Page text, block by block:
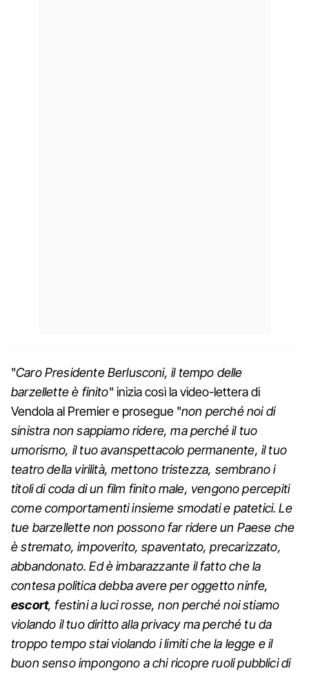
"Caro Presidente Berlusconi, il tempo delle
barzellette è finito" inizia così la video-lettera di
Vendola al Premier e prosegue "non perché noi di
sinistra non sappiamo ridere, ma perché il tuo
umorismo, il tuo avanspettacolo permanente, il tuo
teatro della virilità, mettono tristezza, sembrano i
titoli di coda di un film finito male, vengono percepiti
come comportamenti insieme smodati e patetici. Le
tue barzellette non possono far ridere un Paese che
è stremato, impoverito, spaventato, precarizzato,
abbandonato. Ed è imbarazzante il fatto che la
contesa politica debba avere per oggetto ninfe,
escort, festini a luci rosse, non perché noi stiamo
violando il tuo diritto alla privacy ma perché tu da
troppo tempo stai violando i limiti che la legge e il
buon senso impongono a chi ricopre ruoli pubblici di